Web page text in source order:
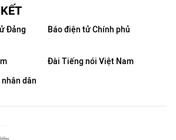
Đảng
Báo điện tử Chính phủ
Đài Tiếng nói Việt Nam
dân